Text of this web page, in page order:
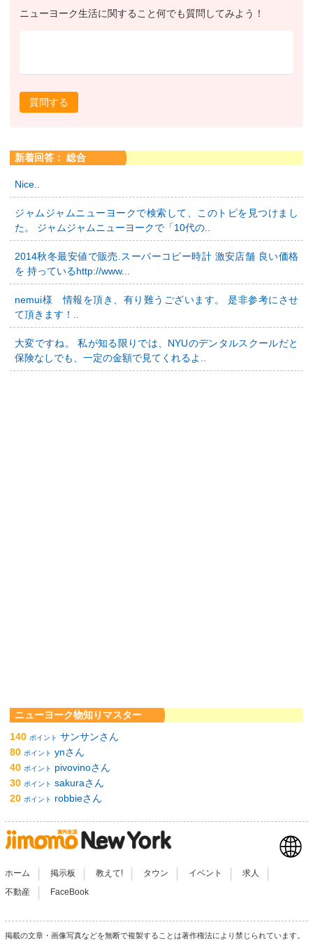
ニューヨーク生活に関すること何でも質問してみよう！
質問する
新着回答： 総合
Nice..
ジャムジャムニューヨークで検索して、このトピを見つけまし
た。 ジャムジャムニューヨークで「10代の..
2014秋冬最安値で販売.スーパーコピー時計 激安店舗 良い価格
を 持っているhttp://www...
nemui様 情報を頂き、有り難うございます。 是非参考にさせ
て頂きます！..
大変ですね。 私が知る限りでは、NYUのデンタルスクールだと
保険なしでも、一定の金額で見てくれるよ..
ニューヨーク物知りマスター
140 ポイント サンサンさん
80 ポイント ynさん
40 ポイント
pivovinoさん
30 ポイント sakuraさん
20 ポイント robbieさん
ホーム 掲示板 教えて! タウン イベント 求人
不動産 FaceBook
掲載の文章・画像写真などを無断で複製することは著作権法により禁じられています。